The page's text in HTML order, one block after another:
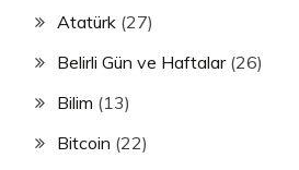
Atatürk (27)
Belirli Gün ve Haftalar(26)
Bilim (13)
Bitcoin (22)